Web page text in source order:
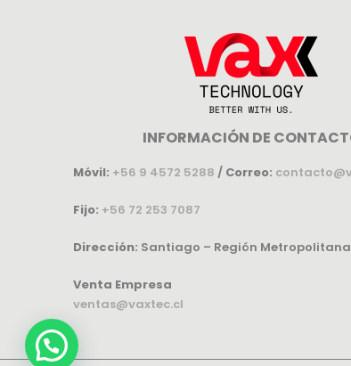
INFORMACIÓN DE
Móvil: +56 9 4572 5288 / Correo:
Fijo: +56 72 253 7087
Dirección: Santiago – Región Metropolitana
Venta Empresa
ventas@vaxtec.cl